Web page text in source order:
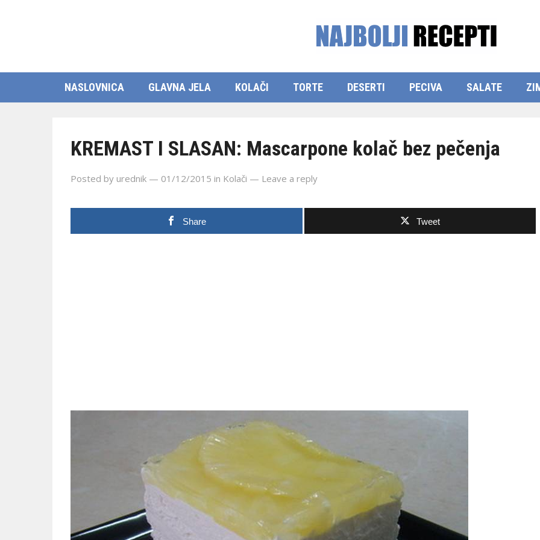
NASLOVNICA GLAVNA JELA KOLAČI TORTE DESERTI PECIVA SALATE
KREMAST I SLASAN: Mascarpone kolač bez pečenja
Posted by urednik — 01/12/2015 in Kolači — Leave a reply
Share Tweet